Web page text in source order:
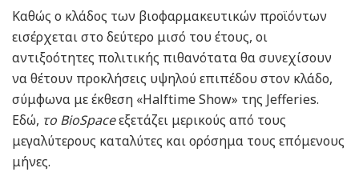
Καθώς ο κλάδος των βιοφαρμακευτικών προϊόντων
εισέρχεται στο δεύτερο μισό του έτους, οι
αντιξοότητες πολιτικής πιθανότατα θα συνεχίσουν
να θέτουν προκλήσεις υψηλού επιπέδου στον κλάδο,
σύμφωνα με έκθεση «Halftime Show» της Jefferies.
Εδώ, το BioSpaceεξετάζει μερικούς από τους
μεγαλύτερους καταλύτες και ορόσημα τους επόμενους
μήνες.